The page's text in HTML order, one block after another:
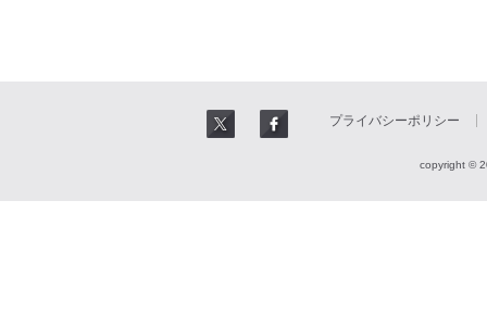
プライバシーポリシー
copyright ©